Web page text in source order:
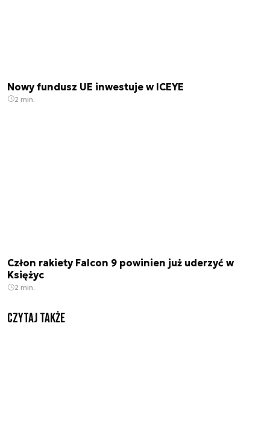
Nowy fundusz UE inwestuje w ICEYE
2 min.
Człon rakiety Falcon 9 powinien już uderzyć w
Księżyc
2 min.
Czytaj także